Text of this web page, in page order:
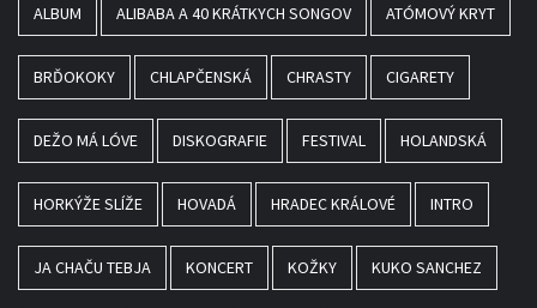
ALBUM ALIBABA A 40 KRÁTKYCH SONGOV ATÓMOVÝ KRYT
BRĎOKOKY CHLAPČENSKÁ CHRASTY CIGARETY
DEŽO MÁ LÓVE DISKOGRAFIE FESTIVAL HOLANDSKÁ
HORKÝŽE SLÍŽE HOVADÁ HRADEC KRÁLOVÉ INTRO
JA CHAČU TEBJA KONCERT KOŽKY KUKO SANCHEZ